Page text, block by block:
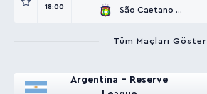
18:00
São Caetano U20
Tüm Maçları Göster
Argentina - Reserve